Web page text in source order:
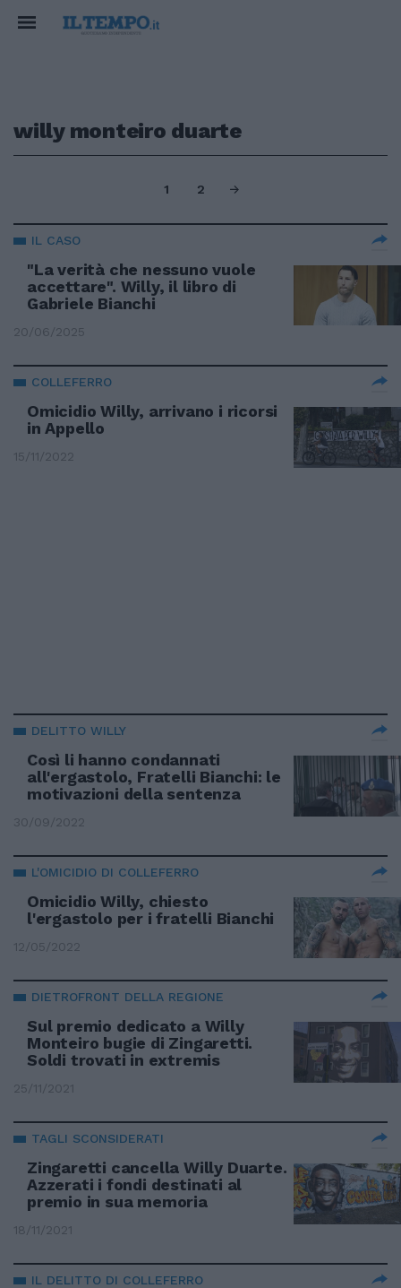
willy monteiro duarte
1 2
IL CASO
"La verità che nessuno vuole
accettare". Willy, il libro di
Gabriele Bianchi
20/06/2025
COLLEFERRO
Omicidio Willy, arrivano i ricorsi
in Appello
15/11/2022
DELITTO WILLY
Così li hanno condannati
all'ergastolo, Fratelli Bianchi: le
motivazioni della sentenza
30/09/2022
L'OMICIDIO DI COLLEFERRO
Omicidio Willy, chiesto
l'ergastolo per i fratelli Bianchi
12/05/2022
DIETROFRONT DELLA REGIONE
Sul premio dedicato a Willy
Monteiro bugie di Zingaretti.
Soldi trovati in extremis
25/11/2021
TAGLI SCONSIDERATI
Zingaretti cancella Willy Duarte.
Azzerati i fondi destinati al
premio in sua memoria
18/11/2021
IL DELITTO DI COLLEFERRO